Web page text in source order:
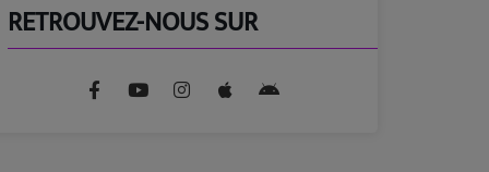
RETROUVEZ-NOUS SUR